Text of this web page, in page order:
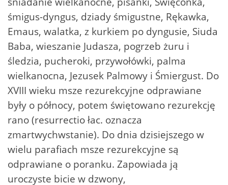
śmigus-dyngus, dziady śmigustne, Rękawka,
Emaus, walatka, z kurkiem po dyngusie, Siuda
Baba, wieszanie Judasza, pogrzeb żuru i
śledzia, pucheroki, przywołówki, palma
wielkanocna, Jezusek Palmowy i Śmiergust. Do
XVIII wieku msze rezurekcyjne odprawiane
były o północy, potem świętowano rezurekcję
rano (resurrectio łac. oznacza
zmartwychwstanie). Do dnia dzisiejszego w
wielu parafiach msze rezurekcyjne są
odprawiane o poranku. Zapowiada ją
uroczyste bicie w dzwony,